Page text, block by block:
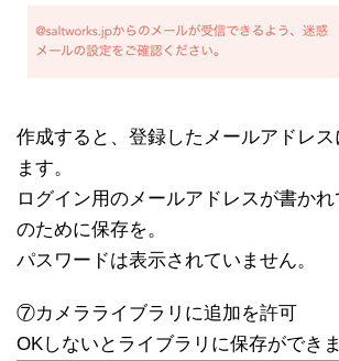
作成すると、登録したメールアドレス
ます。
ログイン用のメールアドレスが書か
のために保存を。
パスワードは表示されていません。
⑦カメラライブラリに追加を許可
OKしないとライブラリに保存ができま